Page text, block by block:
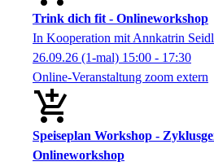
Trink dich fit - Onlineworkshop
In Kooperation mit Annkatrin
26.09.26 (1-mal) 15:00 - 17:30
Online-Veranstaltung zoom extern
Speiseplan Workshop -
Onlineworkshop